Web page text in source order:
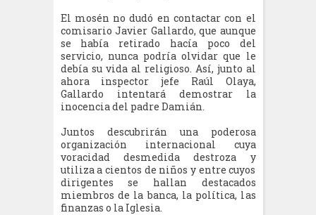
El mosén no dudó en contactar con el
comisario Javier Gallardo, que aunque
se había retirado hacía poco del
servicio, nunca podría olvidar que le
debía su vida al religioso. Así, junto al
ahora inspector jefe Raúl Olaya,
Gallardo intentará demostrar la
inocencia del padre Damián.
Juntos descubrirán una poderosa
organización internacional cuya
voracidad desmedida destroza y
utiliza a cientos de niños y entre cuyos
dirigentes se hallan destacados
miembros de la banca, la política, las
finanzas o la Iglesia.